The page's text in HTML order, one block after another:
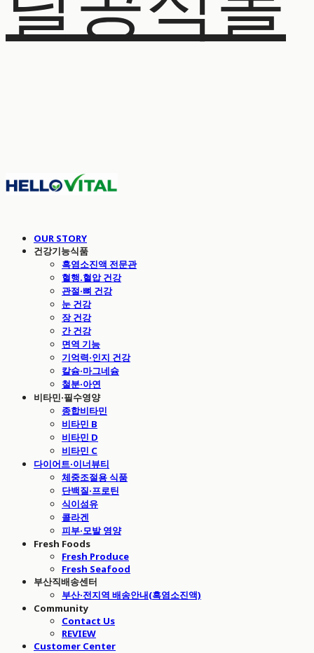
OUR STORY
건강기능식품
흑염소진액 전문관
혈행.혈압 건강
관절·뼈 건강
눈 건강
장 건강
간 건강
면역 기능
기억력·인지 건강
칼슘·마그네슘
철분·아연
비타민·필수영양
종합비타민
비타민 B
비타민 D
비타민 C
다이어트·이너뷰티
체중조절용 식품
단백질·프로틴
식이섬유
콜라겐
피부·모발 영양
Fresh Foods
Fresh Produce
Fresh Seafood
부산직배송센터
부산·전지역 배송안내(흑염소진액)
Community
Contact Us
REVIEW
Customer Center